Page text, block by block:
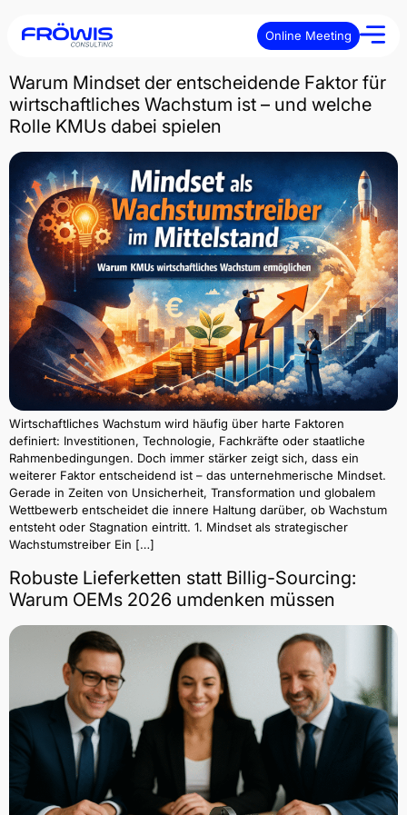
Online Meeting
Warum Mindset der entscheidende Faktor für
wirtschaftliches Wachstum ist – und welche
Rolle KMUs dabei spielen
Wirtschaftliches Wachstum wird häufig über harte Faktoren
definiert: Investitionen, Technologie, Fachkräfte oder staatliche
Rahmenbedingungen. Doch immer stärker zeigt sich, dass ein
weiterer Faktor entscheidend ist – das unternehmerische Mindset.
Gerade in Zeiten von Unsicherheit, Transformation und globalem
Wettbewerb entscheidet die innere Haltung darüber, ob Wachstum
entsteht oder Stagnation eintritt. 1. Mindset als strategischer
Wachstumstreiber Ein […]
Robuste Lieferketten statt Billig-Sourcing:
Warum OEMs 2026 umdenken müssen